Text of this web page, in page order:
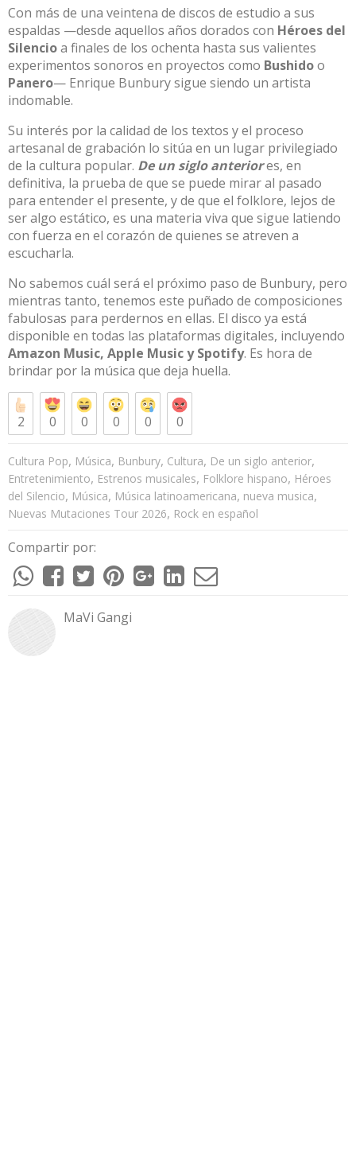
Con más de una veintena de discos de estudio a sus
espaldas —desde aquellos años dorados con Héroes del
Silencioa finales de los ochenta hasta sus valientes
experimentos sonoros en proyectos como Bushidoo
Panero— Enrique Bunbury sigue siendo un artista
indomable.
Su interés por la calidad de los textos y el proceso
artesanal de grabación lo sitúa en un lugar privilegiado
de la cultura popular. De un siglo anteriores, en
definitiva, la prueba de que se puede mirar al pasado
para entender el presente, y de que el folklore, lejos de
ser algo estático, es una materia viva que sigue latiendo
con fuerza en el corazón de quienes se atreven a
escucharla.
No sabemos cuál será el próximo paso de Bunbury, pero
mientras tanto, tenemos este puñado de composiciones
fabulosas para perdernos en ellas. El disco ya está
disponible en todas las plataformas digitales, incluyendo
Amazon Music, Apple Music y Spotify. Es hora de
brindar por la música que deja huella.
2 0 0 0 0 0
Cultura Pop, Música, Bunbury, Cultura, De un siglo anterior,
Entretenimiento, Estrenos musicales, Folklore hispano, Héroes
del Silencio, Música, Música latinoamericana, nueva musica,
Nuevas Mutaciones Tour 2026, Rock en español
Compartir por:
MaVi Gangi